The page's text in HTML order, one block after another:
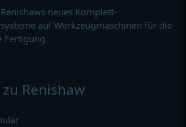
neues Komplett-
auf Werkzeugmaschinen für die
Fertigung
Renishaw